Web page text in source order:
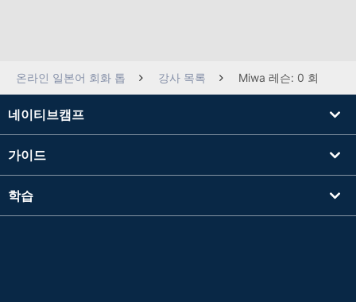
온라인 일본어 회화 톱 강사 목록 Miwa 레슨: 0 회
네이티브캠프
가이드
학습